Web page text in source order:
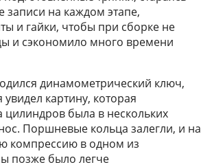
записи на каждом этапе,
и гайки, чтобы при сборке не
и сэкономило много времени
динамометрический ключ,
картину, которая
была в нескольких
Поршневые кольца залегли, и на
компрессию в одном из
позже было легче